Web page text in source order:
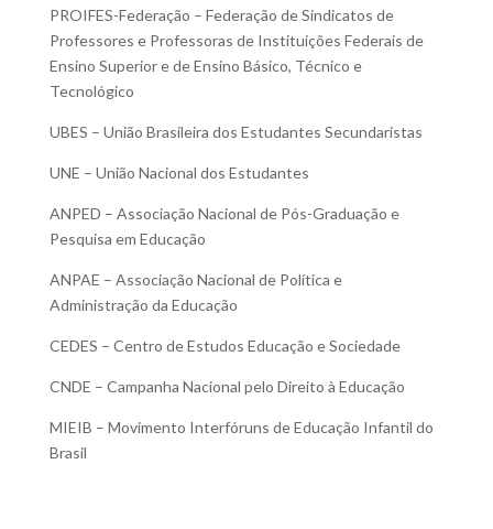
PROIFES-Federação – Federação de Sindicatos de
Professores e Professoras de Instituições Federais de
Ensino Superior e de Ensino Básico, Técnico e
Tecnológico
UBES – União Brasileira dos Estudantes Secundaristas
UNE – União Nacional dos Estudantes
ANPED – Associação Nacional de Pós-Graduação e
Pesquisa em Educação
ANPAE – Associação Nacional de Política e
Administração da Educação
CEDES – Centro de Estudos Educação e Sociedade
CNDE – Campanha Nacional pelo Direito à Educação
MIEIB – Movimento Interfóruns de Educação Infantil do
Brasil